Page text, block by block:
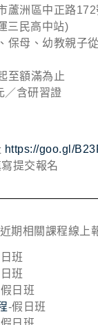
蘆洲區中正路172
三民高中站)
保母、幼教親子
至額滿為止
含研習證
https://goo.gl/
提交報名
近期相關課程線上
班
班
日班
-假日班